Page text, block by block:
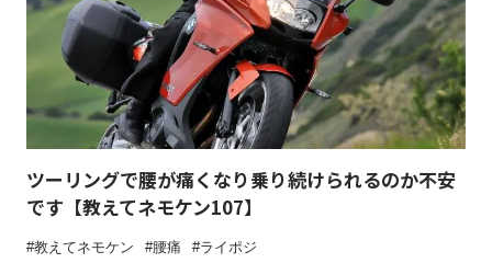
ツーリングで腰が痛くなり乗り続けられるのか不安
です【教えてネモケン107】
教えてネモケン 腰痛
ライポジ